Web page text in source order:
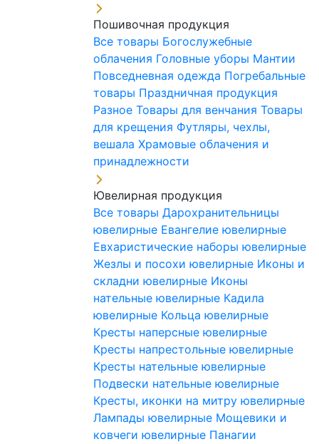
Пошивочная продукция
Все товары Богослужебные
облачения Головные уборы Мантии
Повседневная одежда Погребальные
товары Праздничная продукция
Разное Товары для венчания Товары
для крещения Футляры, чехлы,
вешала Храмовые облачения и
принадлежности
Ювелирная продукция
Все товары Дарохранительницы
ювелирные Евангелие ювелирные
Евхаристические наборы ювелирные
Жезлы и посохи ювелирные Иконы и
складни ювелирные Иконы
нательные ювелирные Кадила
ювелирные Кольца ювелирные
Кресты наперсные ювелирные
Кресты напрестольные ювелирные
Кресты нательные ювелирные
Подвески нательные ювелирные
Кресты, иконки на митру ювелирные
Лампады ювелирные Мощевики и
ковчеги ювелирные Панагии